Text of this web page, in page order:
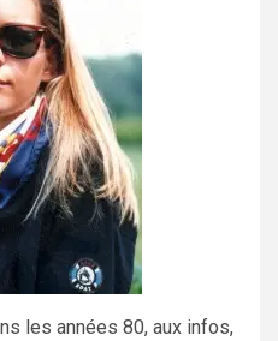
les années 80, aux infos,